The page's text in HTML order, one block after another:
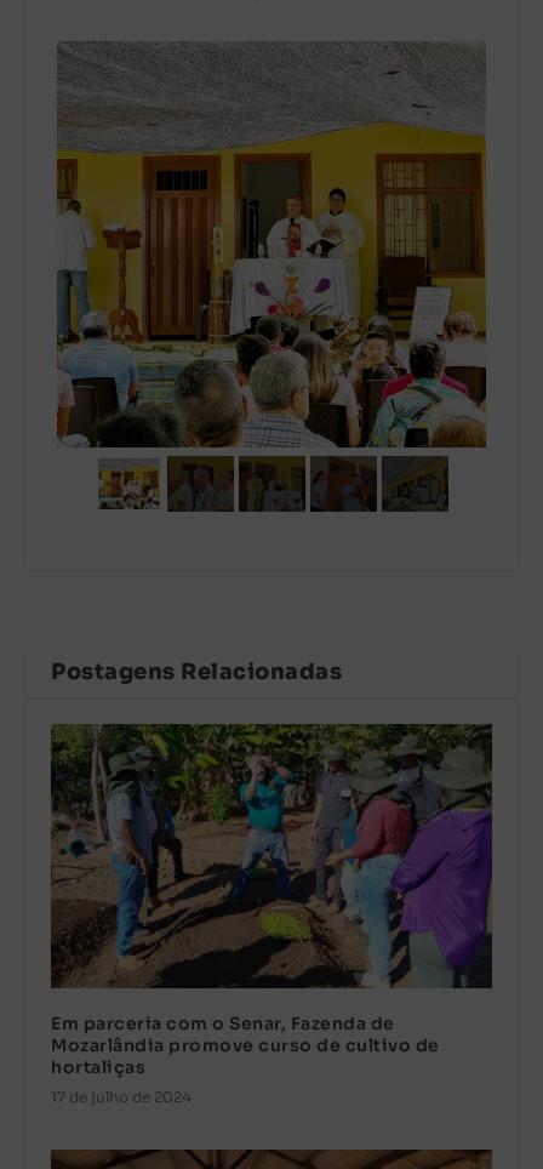
Postagens Relacionadas
Em parceria com o Senar, Fazenda de
Mozarlândia promove curso de cultivo de
hortaliças
17 de julho de 2024